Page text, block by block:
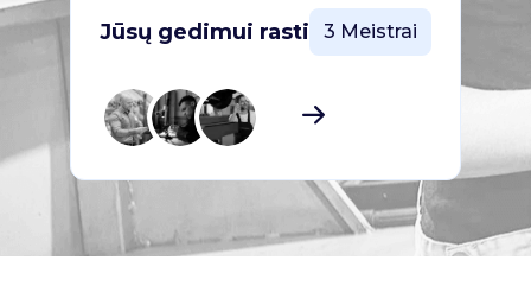
Jūsų gedimui rasti 3 Meistrai